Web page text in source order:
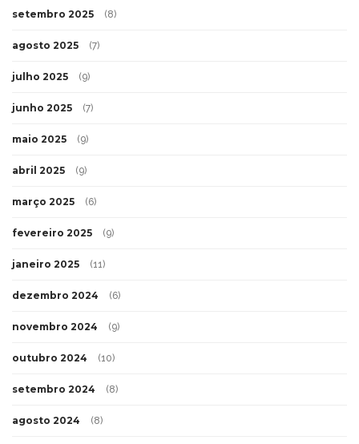
setembro 2025 (8)
agosto 2025 (7)
julho 2025 (9)
junho 2025 (7)
maio 2025 (9)
abril 2025 (9)
março 2025 (6)
fevereiro 2025 (9)
janeiro 2025 (11)
dezembro 2024 (6)
novembro 2024 (9)
outubro 2024 (10)
setembro 2024 (8)
agosto 2024 (8)